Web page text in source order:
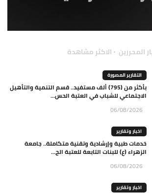
المحررين الاكثر مشاهدة
التقارير المصورة
بأكثر من (795) ألف مستفيد.. قسم التنمية والتأهيل
الاجتماعي للشباب في العتبة الحس...
06/08/2026
اخبار وتقارير
خدمات طبية وإرشادية وتقنية متكاملة.. جامعة
الزهراء (ع) للبنات التابعة للعتبة الح...
06/08/2026
اخبار وتقارير